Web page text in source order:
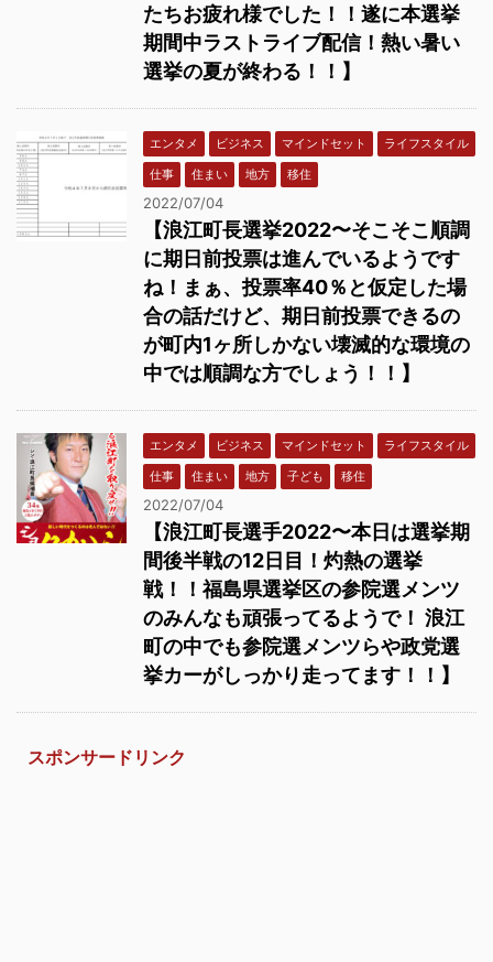
たちお疲れ様でした！！遂に本選挙
期間中ラストライブ配信！熱い暑い
選挙の夏が終わる！！】
エンタメ ビジネス マインドセット
ライフスタイル
仕事
住まい 地方 移住
2022/07/04
【浪江町長選挙2022〜そこそこ順調
に期日前投票は進んでいるようです
ね！まぁ、投票率40％と仮定した場
合の話だけど、期日前投票できるの
が町内1ヶ所しかない壊滅的な環境の
中では順調な方でしょう！！】
エンタメ ビジネス マインドセット
ライフスタイル
仕事
住まい 地方 子ども 移住
2022/07/04
【浪江町長選手2022〜本日は選挙期
間後半戦の12日目！灼熱の選挙
戦！！福島県選挙区の参院選メンツ
のみんなも頑張ってるようで！ 浪江
町の中でも参院選メンツらや政党選
挙カーがしっかり走ってます！！】
スポンサードリンク